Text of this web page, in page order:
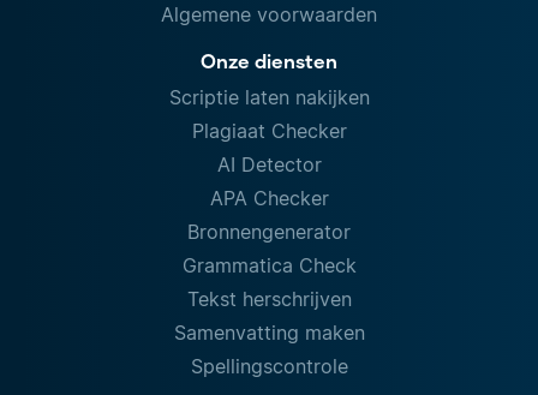
Algemene voorwaarden
Onze diensten
Scriptie laten nakijken
Plagiaat Checker
AI Detector
APA Checker
Bronnengenerator
Grammatica Check
Tekst herschrijven
Samenvatting maken
Spellingscontrole